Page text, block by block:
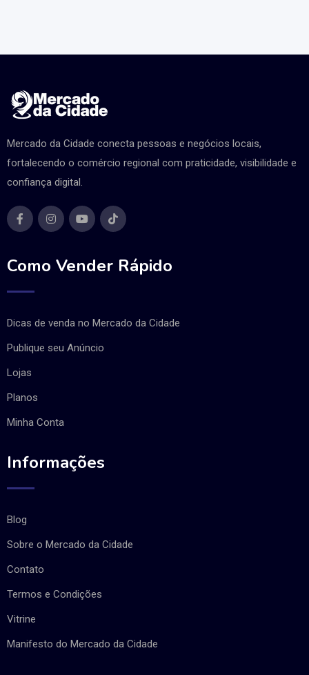
Mercado da Cidade conecta pessoas e negócios locais,
fortalecendo o comércio regional com praticidade, visibilidade e
confiança digital.
Como Vender Rápido
Dicas de venda no Mercado da Cidade
Publique seu Anúncio
Lojas
Planos
Minha Conta
Informações
Blog
Sobre o Mercado da Cidade
Contato
Termos e Condições
Vitrine
Manifesto do Mercado da Cidade